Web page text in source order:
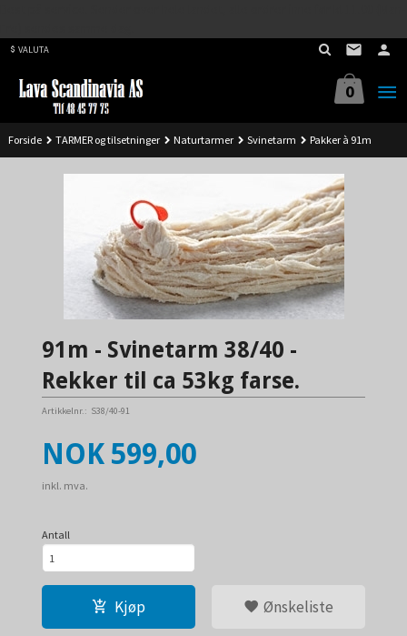
VALUTA
0
Forside TARMER og tilsetninger Naturtarmer Svinetarm Pakker à 91m
91m - Svinetarm 38/40 -
Rekker til ca 53kg farse.
Artikkelnr.: S38/40-91
Pris
NOK 599,00
inkl. mva.
Antall
Kjøp Ønskeliste